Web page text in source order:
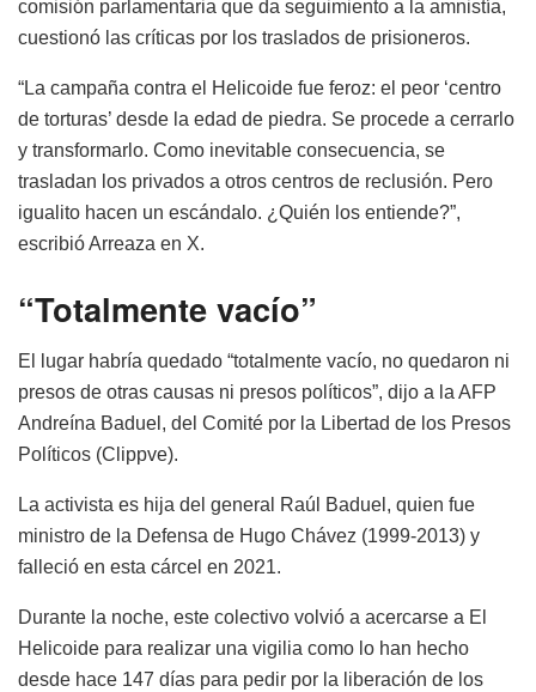
comisión parlamentaria que da seguimiento a la amnistía,
cuestionó las críticas por los traslados de prisioneros.
“La campaña contra el Helicoide fue feroz: el peor ‘centro
de torturas’ desde la edad de piedra. Se procede a cerrarlo
y transformarlo. Como inevitable consecuencia, se
trasladan los privados a otros centros de reclusión. Pero
igualito hacen un escándalo. ¿Quién los entiende?”,
escribió Arreaza en X.
“Totalmente vacío”
El lugar habría quedado “totalmente vacío, no quedaron ni
presos de otras causas ni presos políticos”, dijo a la AFP
Andreína Baduel, del Comité por la Libertad de los Presos
Políticos (Clippve).
La activista es hija del general Raúl Baduel, quien fue
ministro de la Defensa de Hugo Chávez (1999-2013) y
falleció en esta cárcel en 2021.
Durante la noche, este colectivo volvió a acercarse a El
Helicoide para realizar una vigilia como lo han hecho
desde hace 147 días para pedir por la liberación de los